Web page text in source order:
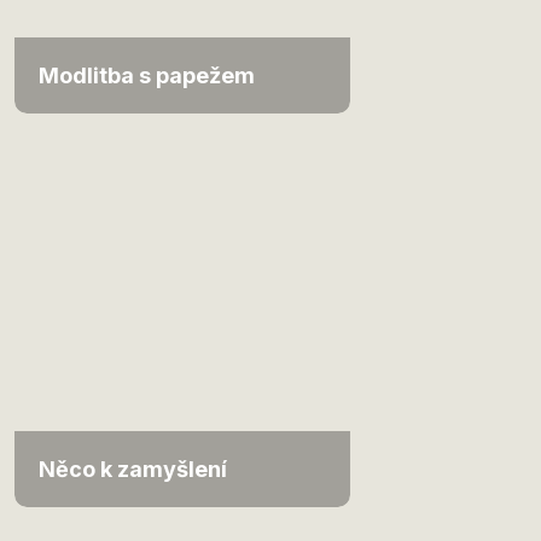
Modlitba s papežem
Něco k zamyšlení